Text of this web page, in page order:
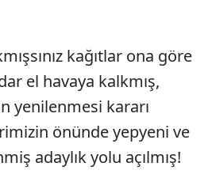
kağıtlar ona göre
el havaya kalkmış,
yenilenmesi kararı
önünde yepyeni ve
adaylık yolu açılmış!